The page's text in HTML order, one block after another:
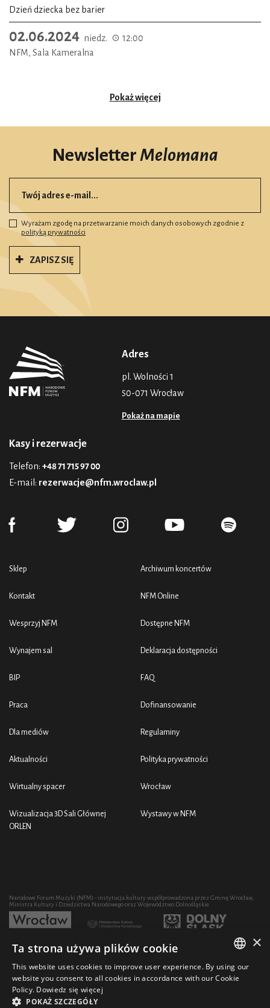
Dzień dziecka bez barier
02.06.2024 niedz.
12:00
NFM, Sala Kameralna
Pokaż więcej
NewsletterMelomana
Wyrażam zgodę na przetwarzanie moich danych osobowych zgodnie z
polityką prywatności
ZAPISZ SIĘ
Adres
pl. Wolności 1
50-071 Wrocław
Pokaż na mapie
Kasy i rezerwacje
Telefon: +48 71 715 97 00
E-mail: rezerwacje@nfm.wroclaw.pl
Sklep
Kontakt
Wesprzyj NFM
Wynajem sal
BIP
Praca
Dla mediów
Aktualności
Wirtualny spacer
Wizualizacja 3D Sali Głównej
ORLEN
Archiwum koncertów
NFM Online
Dostępne NFM
Deklaracja dostępności
FAQ
Dofinansowanie
Regulaminy
Polityka prywatności
Wrocław
Wystawy w NFM
Narodowe Forum Muzyki (NFM) - instytucja kultury współprowadzona przez Gminę Wrocław,
Ministra Kultury i Dziedzictwa Narodowego oraz Województwo Dolnośląskie
Rozwój działalności artystycznej i edukacyjnej NFM poprzez zakup sprzętu współfinansowany
POLISH
×
Ta strona używa plików cookie
This website uses cookies to improve user experience. By using our
website you consent to all cookies in accordance with our Cookie
Policy. Dowiedz się więcej
POKAŻ SZCZEGÓŁY